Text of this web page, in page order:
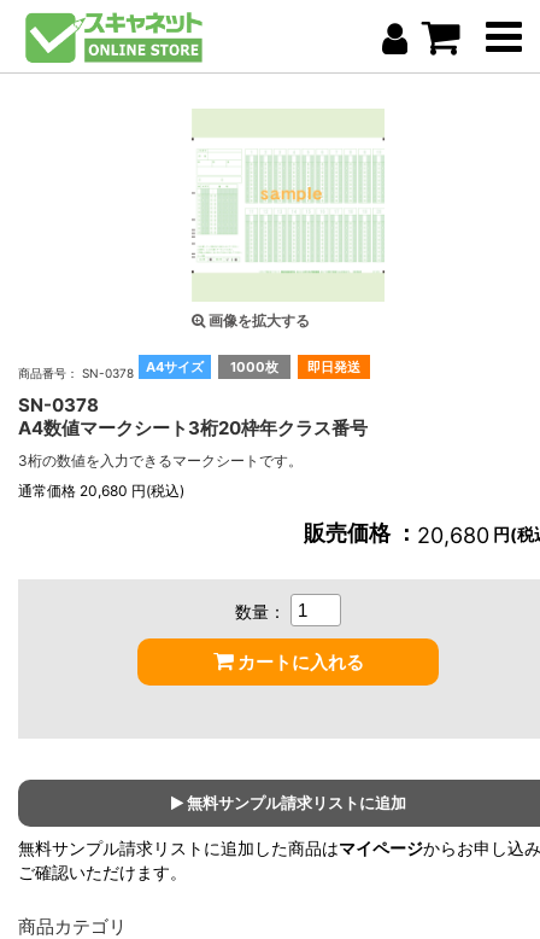
画像を拡大する
A4サイズ 1000枚 即日発送
商品番号： SN-0378
SN-0378
A4数値マークシート3桁20枠年クラス番号
3桁の数値を入力できるマークシートです。
通常価格 20,680 円(税込)
販売価格 ： 20,680 円(税
数量：
カートに入れる
無料サンプル請求リストに追加
無料サンプル請求リストに追加した商品はマイページからお申し込
ご確認いただけます。
商品カテゴリ